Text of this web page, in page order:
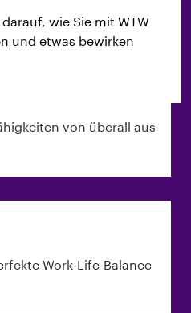
wie Sie mit WTW
und etwas bewirken
von überall aus
Work-Life-Balance